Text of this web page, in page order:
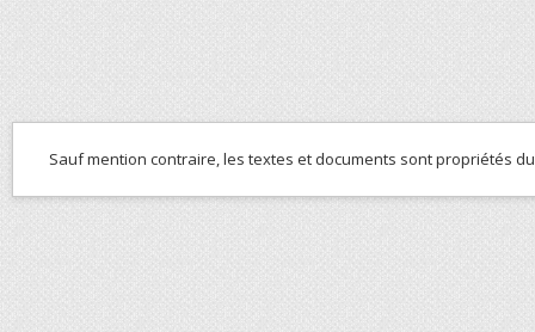
Sauf mention contraire, les textes et documents sont propriétés